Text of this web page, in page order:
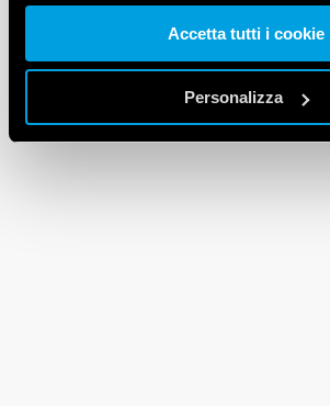
Vai alla Cookie Policy complet a
Accetta tutti i cookie
Personalizza